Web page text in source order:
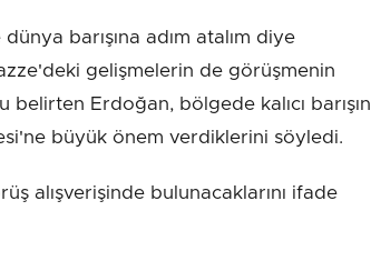
barışına adım atalım diye
gelişmelerin de görüşmenin
Erdoğan, bölgede kalıcı barışın
büyük önem verdiklerini söyledi.
alışverişinde bulunacaklarını ifade